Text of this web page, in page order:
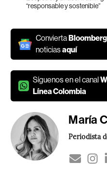
“responsable y sostenible”
Convierta
noticiasaquí
Síguenos en el canal
Línea Colombia
María
Periodista